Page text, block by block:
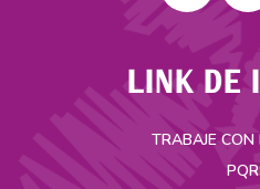
LINK DE
TRABAJE